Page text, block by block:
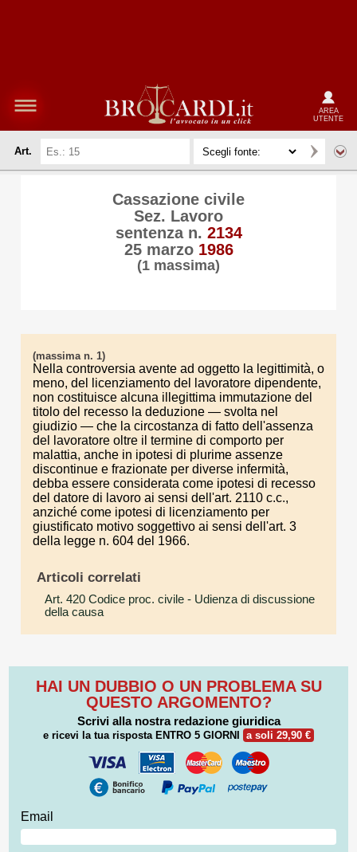
AREA
UTENTE
Art.
Cassazione civile
Sez. Lavoro
sentenza n. 2134
25 marzo 1986
(1 massima)
(massima n. 1)
Nella controversia avente ad oggetto la legittimità, o
meno, del licenziamento del lavoratore dipendente,
non costituisce alcuna illegittima immutazione del
titolo del recesso la deduzione — svolta nel
giudizio — che la circostanza di fatto dell'assenza
del lavoratore oltre il termine di comporto per
malattia, anche in ipotesi di plurime assenze
discontinue e frazionate per diverse infermità,
debba essere considerata come ipotesi di recesso
del datore di lavoro ai sensi dell'art. 2110 c.c.,
anziché come ipotesi di licenziamento per
giustificato motivo soggettivo ai sensi dell'art. 3
della legge n. 604 del 1966.
Articoli correlati
Art. 420 Codice proc. civile - Udienza di discussione
della causa
HAI UN DUBBIO O UN PROBLEMA SU
QUESTO ARGOMENTO?
Scrivi alla nostra redazione giuridica
e ricevi la tua risposta ENTRO 5 GIORNI a soli 29,90 €
Email